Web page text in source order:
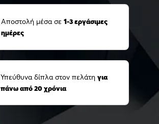
Αποστολή μέσα σε 1-3 εργάσιμες
ημέρες
Υπεύθυνα δίπλα στον πελάτη για
πάνω από 20 χρόνια